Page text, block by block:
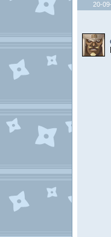
20-